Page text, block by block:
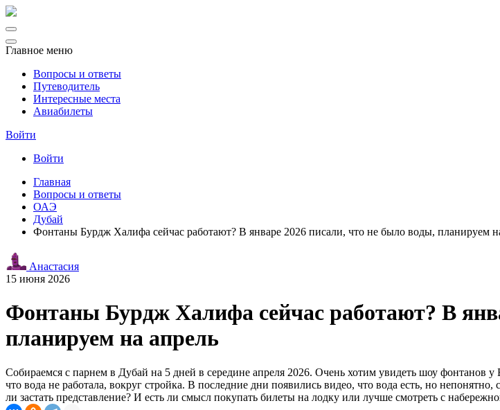
Главное меню
Вопросы и ответы
Путеводитель
Интересные места
Авиабилеты
Войти
Войти
Главная
Вопросы и ответы
ОАЭ
Дубай
Фонтаны Бурдж Халифа сейчас работают? В январе 2026 писали, что не было воды, планируем
Анастасия
15 июня 2026
Фонтаны Бурдж Халифа сейчас работают? В
планируем на апрель
Собираемся с парнем в Дубай на 5 дней в середине апреля 2026. Очень хотим увидеть шоу фонтанов
что вода не работала, вокруг стройка. В последние дни появились видео, что вода есть, но
ли застать представление? И есть ли смысл покупать билеты на лодку или лучше смотреть с